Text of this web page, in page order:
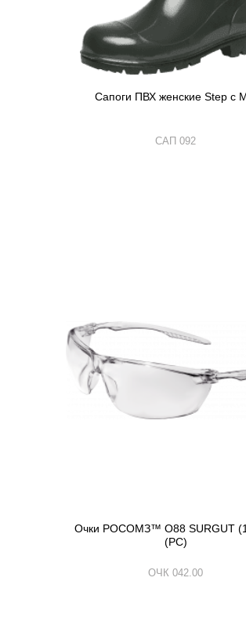
Сапоги ПВХ женские Step с
САП 092
Очки РОСОМЗ™ О88 SURGUT
(РС)
ОЧК 042.00